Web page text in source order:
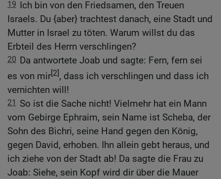
19 Ich bin von den Friedsamen, den Treuen
Israels. Du {aber} trachtest danach, eine Stadt und
Mutter in Israel zu töten. Warum willst du das
Erbteil des Herrn verschlingen?
20 Da antwortete Joab und sagte: Fern, fern sei
es von mir[2], dass ich verschlingen und dass ich
vernichten will!
21
So ist die Sache nicht! Vielmehr hat ein Mann
vom Gebirge Ephraim, sein Name ist Scheba, der
Sohn des Bichri, seine Hand gegen den König,
gegen David, erhoben. Ihn allein gebt heraus, und
ich ziehe von der Stadt ab! Da sagte die Frau zu
Joab: Siehe, sein Kopf wird dir über die Mauer